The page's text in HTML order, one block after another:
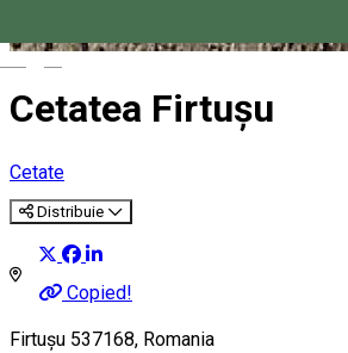
Magyar
Cetatea Firtușu
Cetate
Distribuie
Copied!
Firtușu 537168, Romania